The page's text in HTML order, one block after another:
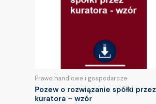
Prawo handlowe i gospodarcze
Pozew o rozwiązanie spółki przez
kuratora – wzór